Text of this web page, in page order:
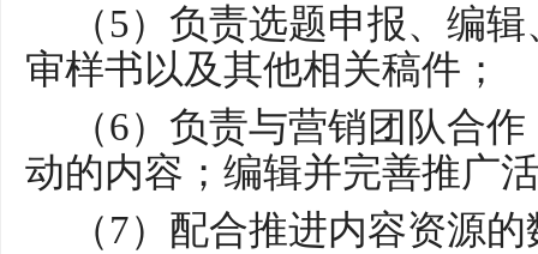
（5）负责选题申报、编
审样书以及其他相关稿件；
（6）负责与营销团队合
动的内容；编辑并完善推广
（7）配合推进内容资源